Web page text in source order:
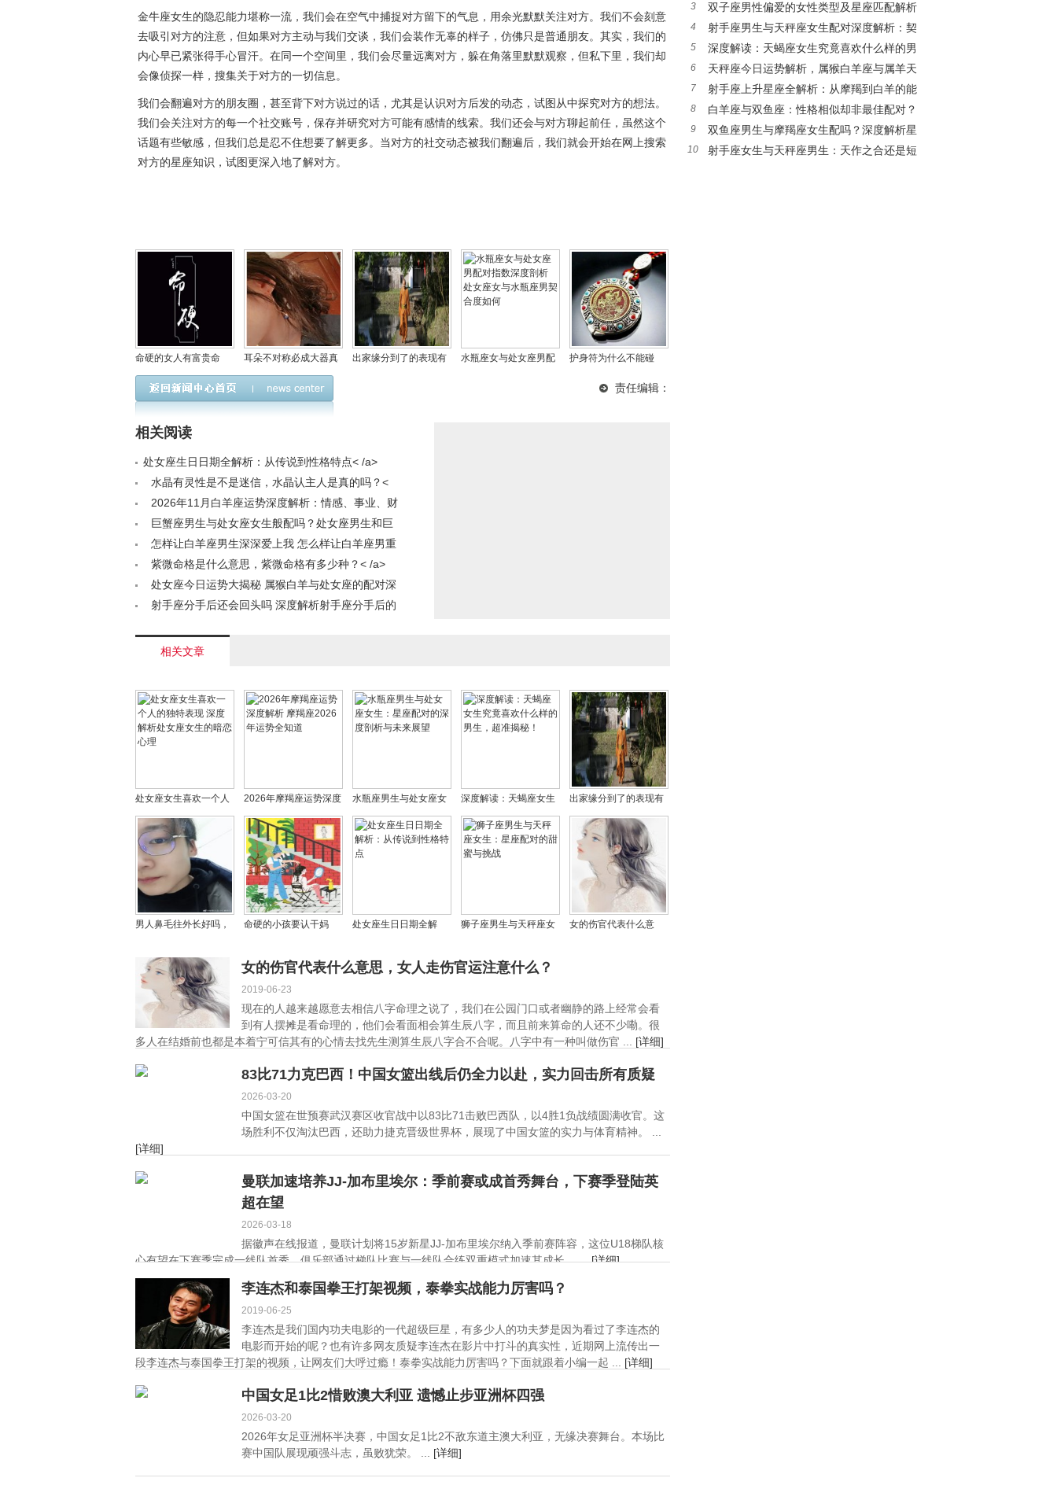
金牛座女生的隐忍能力堪称一流，我们会在空气中捕捉对方留下的气息，用余光默默关注对方。我们不会刻意
去吸引对方的注意，但如果对方主动与我们交谈，我们会装作无辜的样子，仿佛只是普通朋友。其实，我们的
内心早已紧张得手心冒汗。在同一个空间里，我们会尽量远离对方，躲在角落里默默观察，但私下里，我们却
会像侦探一样，搜集关于对方的一切信息。
我们会翻遍对方的朋友圈，甚至背下对方说过的话，尤其是认识对方后发的动态，试图从中探究对方的想法。
我们会关注对方的每一个社交账号，保存并研究对方可能有感情的线索。我们还会与对方聊起前任，虽然这个
话题有些敏感，但我们总是忍不住想要了解更多。当对方的社交动态被我们翻遍后，我们就会开始在网上搜索
对方的星座知识，试图更深入地了解对方。
命硬的女人有富贵命
吗，女人命软好还是命
硬好？
耳朵不对称必成大器真
的假的，耳朵小又薄是
出家缘分到了的表现有
水瓶座女与处女座男配
护身符为什么不能碰
还是佛教的？
责任编辑：
相关阅读
处女座生日日期全解析：从传说到性格特点< /a>
水晶有灵性是不是迷信，水晶认主人是真的吗？<
/a> 2026年11月白羊座运势深度解析：情感、事业、财
运全指南< /a>
巨蟹座男生与处女座女生般配吗？处女座男生和巨
蟹座女生适配度如何？< /a>
怎样让白羊座男生深深爱上我 怎么样让白羊座男重
新燃起爱火< /a>
紫微命格是什么意思，紫微命格有多少种？< /a>
处女座今日运势大揭秘 属猴白羊与处女座的配对深
度分析< /a>
射手座分手后还会回头吗 深度解析射手座分手后的
相关文章
处女座女生喜欢一个人
的独特表现 深度解析处
女座女生的暗恋心理
2026年摩羯座运势深度
解析 摩羯座2026年运势
全知道
水瓶座男生与处女座女
生：星座配对的深度剖
析与未来展望
深度解读：天蝎座女生
究竟喜欢什么样的男
生，超准揭秘！
出家缘分到了的表现有
哪些？出家人以后老了
靠谁
男人鼻毛往外长好吗，
命硬的小孩要认干妈
仪式？
处女座生日日期全解
狮子座男生与天秤座女
挑战
女的伤官代表什么意
女的伤官代表什么意思，女人走伤官运注意什么？
2019-06-23
现在的人越来越愿意去相信八字命理之说了，我们在公园门口或者幽静的路上经常会看
到有人摆摊是看命理的，他们会看面相会算生辰八字，而且前来算命的人还不少嘞。很
多人在结婚前也都是本着宁可信其有的心情去找先生测算生辰八字合不合呢。八字中有一种叫做伤官 ... [详细]
83比71力克巴西！中国女篮出线后仍全力以赴，实力回击所有质疑
2026-03-20
中国女篮在世预赛武汉赛区收官战中以83比71击败巴西队，以4胜1负战绩圆满收官。这
场胜利不仅淘汰巴西，还助力捷克晋级世界杯，展现了中国女篮的实力与体育精神。 ...
[详细]
曼联加速培养JJ-加布里埃尔：季前赛或成首秀舞台，下赛季登陆英
超在望
2026-03-18
据徽声在线报道，曼联计划将15岁新星JJ-加布里埃尔纳入季前赛阵容，这位U18梯队核
心有望在下赛季完成一线队首秀。俱乐部通过梯队比赛与一线队合练双重模式加速其成长。 ...[详细]
李连杰和泰国拳王打架视频，泰拳实战能力厉害吗？
2019-06-25
李连杰是我们国内功夫电影的一代超级巨星，有多少人的功夫梦是因为看过了李连杰的
电影而开始的呢？也有许多网友质疑李连杰在影片中打斗的真实性，近期网上流传出一
段李连杰与泰国拳王打架的视频，让网友们大呼过瘾！泰拳实战能力厉害吗？下面就跟着小编一起 ... [详细]
中国女足1比2惜败澳大利亚 遗憾止步亚洲杯四强
2026-03-20
2026年女足亚洲杯半决赛，中国女足1比2不敌东道主澳大利亚，无缘决赛舞台。本场比
赛中国队展现顽强斗志，虽败犹荣。 ... [详细]
补中的奇妙爱情
3 双子座男性偏爱的女性类型及星座匹配解析
4
射手座男生与天秤座女生配对深度解析：契
合度与相处之道
5
深度解读：天蝎座女生究竟喜欢什么样的男
生，超准揭秘！
6
天秤座今日运势解析，属猴白羊座与属羊天
秤座的爱情匹配度
7
射手座上升星座全解析：从摩羯到白羊的能
量密码
8
白羊座与双鱼座：性格相似却非最佳配对？
深度解析男男组合
9
双鱼座男生与摩羯座女生配吗？深度解析星
座配对奥秘
10
射手座女生与天秤座男生：天作之合还是短